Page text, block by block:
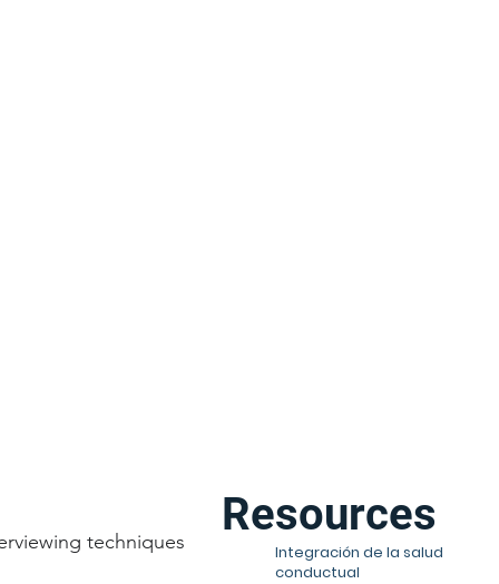
techniques
Resources
Integración de la salud
conductual